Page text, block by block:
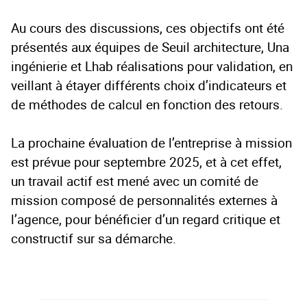
Au cours des discussions, ces objectifs ont été
présentés aux équipes de Seuil architecture, Una
ingénierie et Lhab réalisations pour validation, en
veillant à étayer différents choix d’indicateurs et
de méthodes de calcul en fonction des retours.
La prochaine évaluation de l’entreprise à mission
est prévue pour septembre 2025, et à cet effet,
un travail actif est mené avec un comité de
mission composé de personnalités externes à
l’agence, pour bénéficier d’un regard critique et
constructif sur sa démarche.